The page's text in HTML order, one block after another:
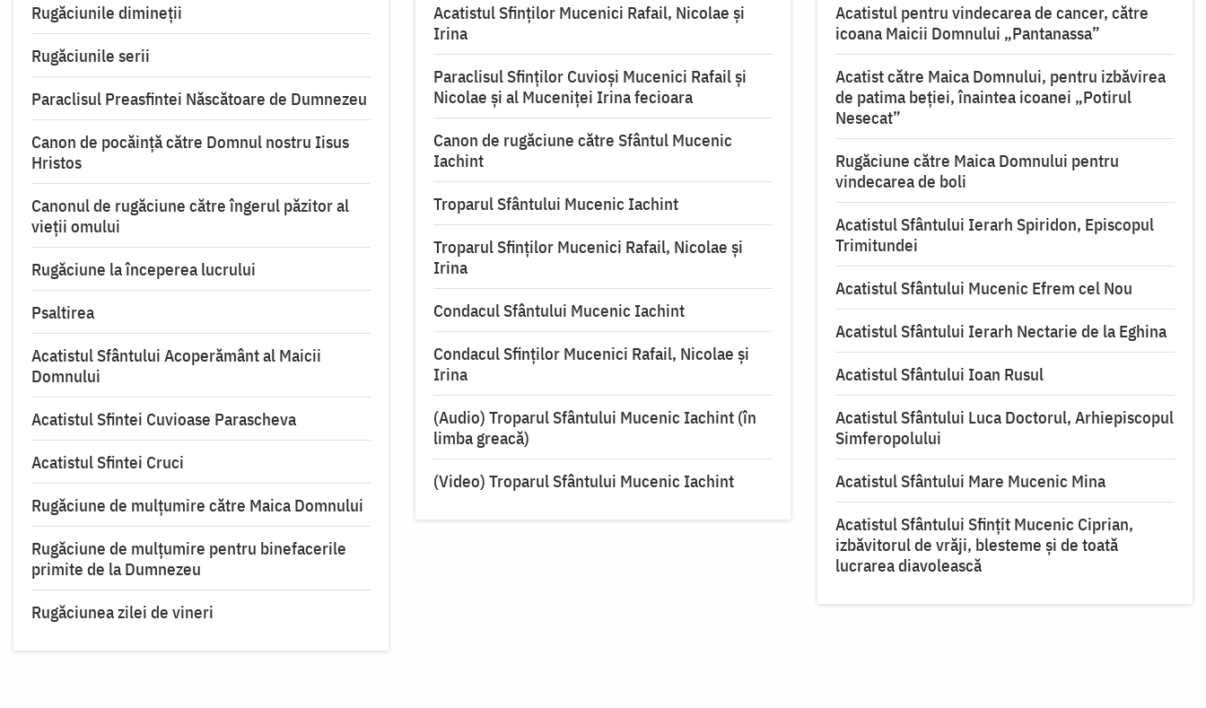
Rugăciunile dimineții
Rugăciunile serii
Paraclisul Preasfintei Născătoare de Dumnezeu
Canon de pocăință către Domnul nostru Iisus
Hristos
Canonul de rugăciune către îngerul păzitor al
vieții omului
Rugăciune la începerea lucrului
Psaltirea
Acatistul Sfântului Acoperământ al Maicii
Domnului
Acatistul Sfintei Cuvioase Parascheva
Acatistul Sfintei Cruci
Rugăciune de mulţumire către Maica Domnului
Rugăciune de mulțumire pentru binefacerile
primite de la Dumnezeu
Rugăciunea zilei de vineri
Acatistul Sfinților Mucenici Rafail, Nicolae și
Irina
Paraclisul Sfinților Cuvioși Mucenici Rafail și
Nicolae și al Muceniței Irina fecioara
Canon de rugăciune către Sfântul Mucenic
Iachint
Troparul Sfântului Mucenic Iachint
Troparul Sfinților Mucenici Rafail, Nicolae și
Irina
Condacul Sfântului Mucenic Iachint
Condacul Sfinților Mucenici Rafail, Nicolae și
Irina
(Audio) Troparul Sfântului Mucenic Iachint (în
limba greacă)
(Video) Troparul Sfântului Mucenic Iachint
Acatistul pentru vindecarea de cancer, către
icoana Maicii Domnului „Pantanassa”
Acatist către Maica Domnului, pentru izbăvirea
de patima beției, înaintea icoanei „Potirul
Nesecat”
Rugăciune către Maica Domnului pentru
vindecarea de boli
Acatistul Sfântului Ierarh Spiridon, Episcopul
Trimitundei
Acatistul Sfântului Mucenic Efrem cel Nou
Acatistul Sfântului Ierarh Nectarie de la Eghina
Acatistul Sfântului Ioan Rusul
Acatistul Sfântului Luca Doctorul, Arhiepiscopul
Simferopolului
Acatistul Sfântului Mare Mucenic Mina
Acatistul Sfântului Sfințit Mucenic Ciprian,
izbăvitorul de vrăji, blesteme și de toată
lucrarea diavolească